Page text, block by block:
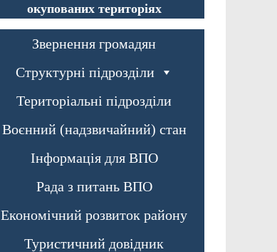
окупованих територіях
Звернення громадян
Структурні підрозділи
Територіальні підрозділи
Воєнний (надзвичайний) стан
Інформація для ВПО
Рада з питань ВПО
Економічний розвиток району
Туристичний довідник